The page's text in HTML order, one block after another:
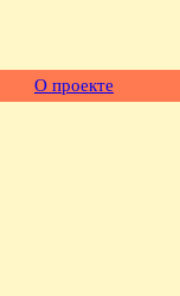
О проекте